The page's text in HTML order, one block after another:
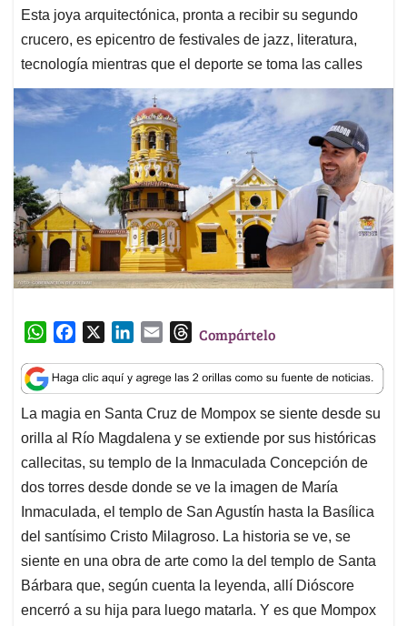
Esta joya arquitectónica, pronta a recibir su segundo
crucero, es epicentro de festivales de jazz, literatura,
tecnología mientras que el deporte se toma las calles
W
a
t
s
A
p
p
c
e
b
o
o
k
n
k
e
d
I
n
a
i
l
T
r
e
a
d
s
Compártelo
La magia en Santa Cruz de Mompox se siente desde su
orilla al Río Magdalena y se extiende por sus históricas
callecitas, su templo de la Inmaculada Concepción de
dos torres desde donde se ve la imagen de María
Inmaculada, el templo de San Agustín hasta la Basílica
del santísimo Cristo Milagroso. La historia se ve, se
siente en una obra de arte como la del templo de Santa
Bárbara que, según cuenta la leyenda, allí Dióscore
encerró a su hija para luego matarla. Y es que Mompox